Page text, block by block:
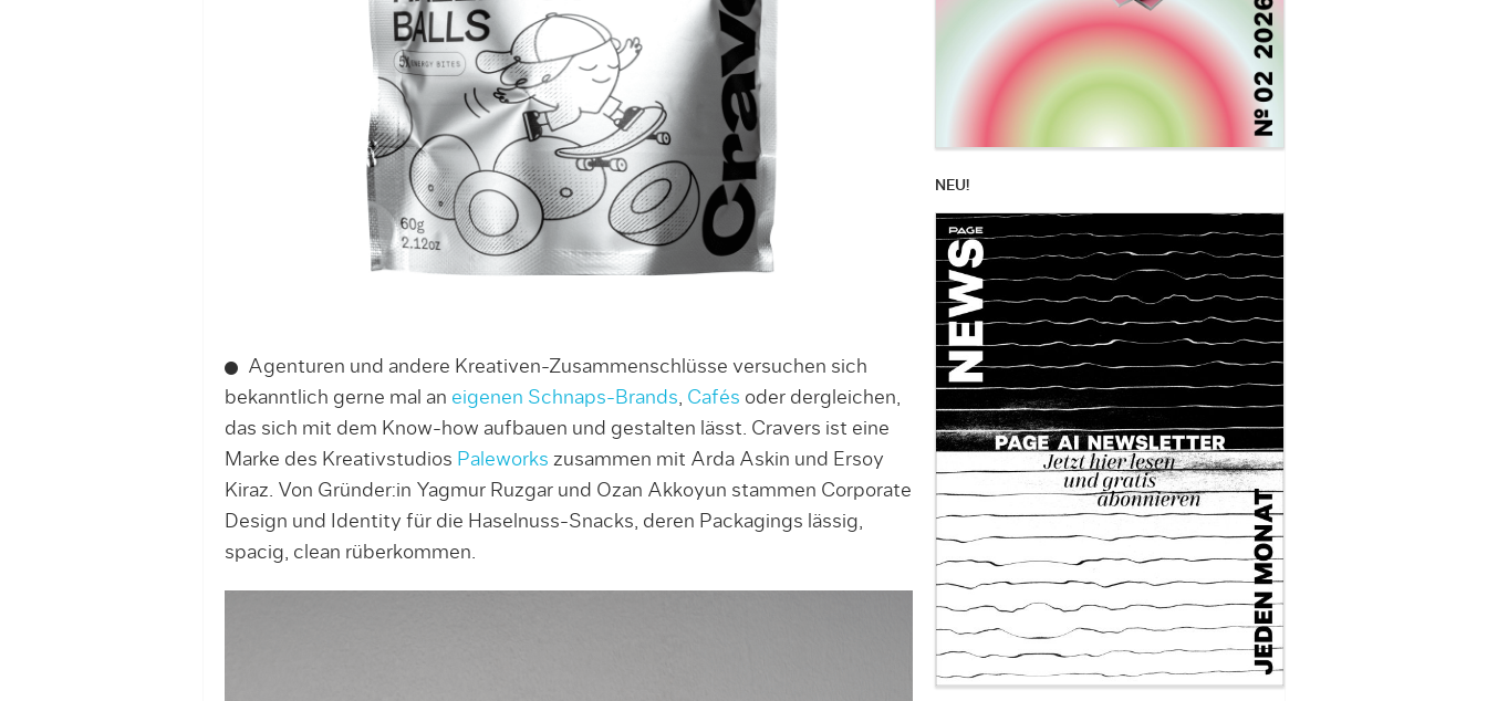
Agenturen und andere Kreativen-Zusammenschlüsse versuchen sich
bekanntlich gerne mal an eigenen Schnaps-Brands, Cafés oder dergleichen,
das sich mit dem Know-how aufbauen und gestalten lässt. Cravers ist eine
Marke des Kreativstudios Paleworks zusammen mit Arda Askin und Ersoy
Kiraz. Von Gründer:in Yagmur Ruzgar und Ozan Akkoyun stammen Corporate
Design und Identity für die Haselnuss-Snacks, deren Packagings lässig,
spacig, clean rüberkommen.
NEU!